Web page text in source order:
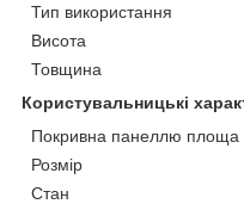
Тип використання
Висота
Товщина
Користувальницькі
Покривна панеллю площа
Розмір
Стан